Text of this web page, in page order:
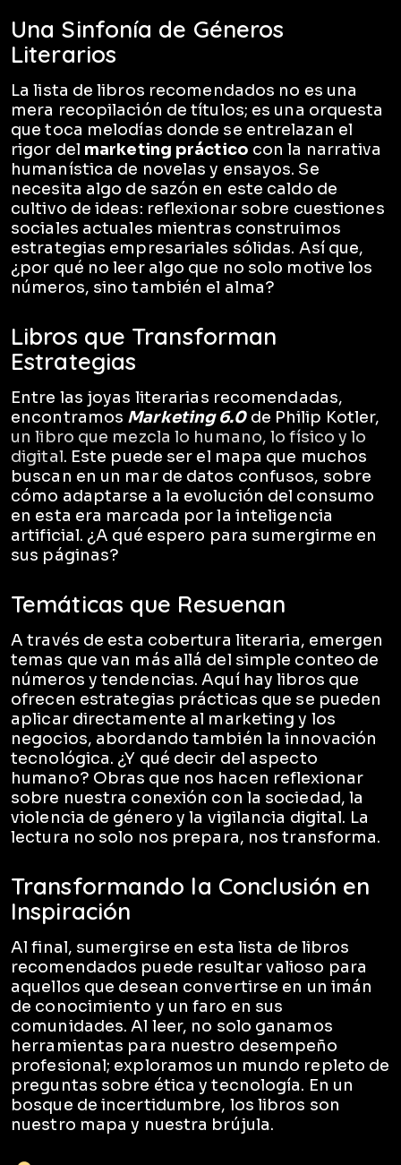
Una Sinfonía de Géneros
Literarios
La lista de libros recomendados no es una
mera recopilación de títulos; es una orquesta
que toca melodías donde se entrelazan el
rigor del marketing práctico con la narrativa
humanística de novelas y ensayos. Se
necesita algo de sazón en este caldo de
cultivo de ideas: reflexionar sobre cuestiones
sociales actuales mientras construimos
estrategias empresariales sólidas. Así que,
¿por qué no leer algo que no solo motive los
números, sino también el alma?
Libros que Transforman
Estrategias
Entre las joyas literarias recomendadas,
encontramos Marketing 6.0de Philip Kotler,
un libro que mezcla lo humano, lo físico y lo
digital. Este puede ser el mapa que muchos
buscan en un mar de datos confusos, sobre
cómo adaptarse a la evolución del consumo
en esta era marcada por la inteligencia
artificial. ¿A qué espero para sumergirme en
sus páginas?
Temáticas que Resuenan
A través de esta cobertura literaria, emergen
temas que van más allá del simple conteo de
números y tendencias. Aquí hay libros que
ofrecen estrategias prácticas que se pueden
aplicar directamente al marketing y los
negocios, abordando también la innovación
tecnológica. ¿Y qué decir del aspecto
humano? Obras que nos hacen reflexionar
sobre nuestra conexión con la sociedad, la
violencia de género y la vigilancia digital. La
lectura no solo nos prepara, nos transforma.
Transformando la Conclusión en
Inspiración
Al final, sumergirse en esta lista de libros
recomendados puede resultar valioso para
aquellos que desean convertirse en un imán
de conocimiento y un faro en sus
comunidades. Al leer, no solo ganamos
herramientas para nuestro desempeño
profesional; exploramos un mundo repleto de
preguntas sobre ética y tecnología. En un
bosque de incertidumbre, los libros son
nuestro mapa y nuestra brújula.